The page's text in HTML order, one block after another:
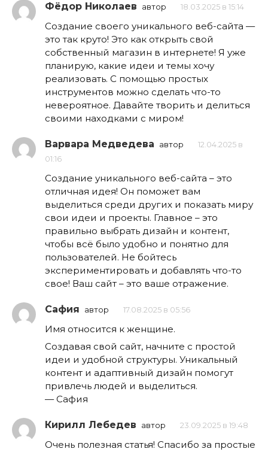
Фёдор Николаев автор 18.03.2025 в 15:14
Создание своего уникального веб-сайта —
это так круто! Это как открыть свой
собственный магазин в интернете! Я уже
планирую, какие идеи и темы хочу
реализовать. С помощью простых
инструментов можно сделать что-то
невероятное. Давайте творить и делиться
своими находками с миром!
Варвара Медведева автор
12.04.2025 в
01:16
Создание уникального веб-сайта – это
отличная идея! Он поможет вам
выделиться среди других и показать миру
свои идеи и проекты. Главное – это
правильно выбрать дизайн и контент,
чтобы всё было удобно и понятно для
пользователей. Не бойтесь
экспериментировать и добавлять что-то
свое! Ваш сайт – это ваше отражение.
Сафия автор 17.08.2025 в 05:56
Имя относится к женщине.
Создавая свой сайт, начните с простой
идеи и удобной структуры. Уникальный
контент и адаптивный дизайн помогут
привлечь людей и выделиться.
— Сафия
Кирилл Лебедев автор 23.09.2025 в 19:48
Очень полезная статья! Спасибо за простые